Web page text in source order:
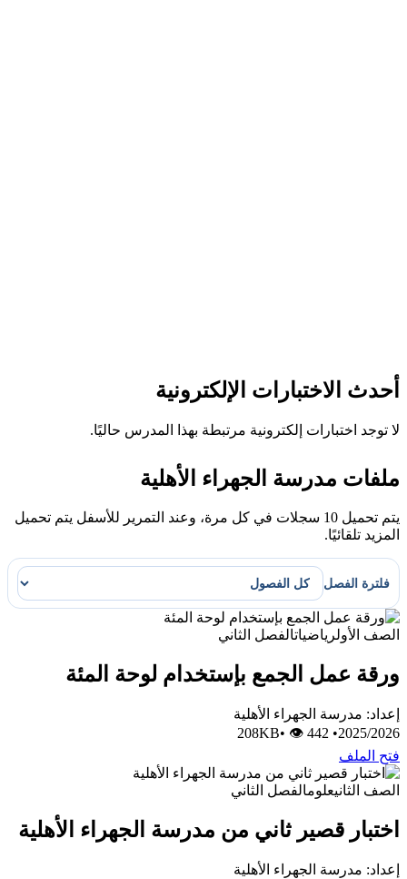
أحدث الاختبارات الإلكترونية
لا توجد اختبارات إلكترونية مرتبطة بهذا المدرس حاليًا.
ملفات مدرسة الجهراء الأهلية
يتم تحميل 10 سجلات في كل مرة، وعند التمرير للأسفل يتم تحميل
المزيد تلقائيًا.
فلترة الفصل
الصف الأولرياضياتالفصل الثاني
ورقة عمل الجمع بإستخدام لوحة المئة
إعداد: مدرسة الجهراء الأهلية
2025/2026
•
208KB
• 👁 442
فتح الملف
الصف الثانيعلومالفصل الثاني
اختبار قصير ثاني من مدرسة الجهراء الأهلية
إعداد: مدرسة الجهراء الأهلية